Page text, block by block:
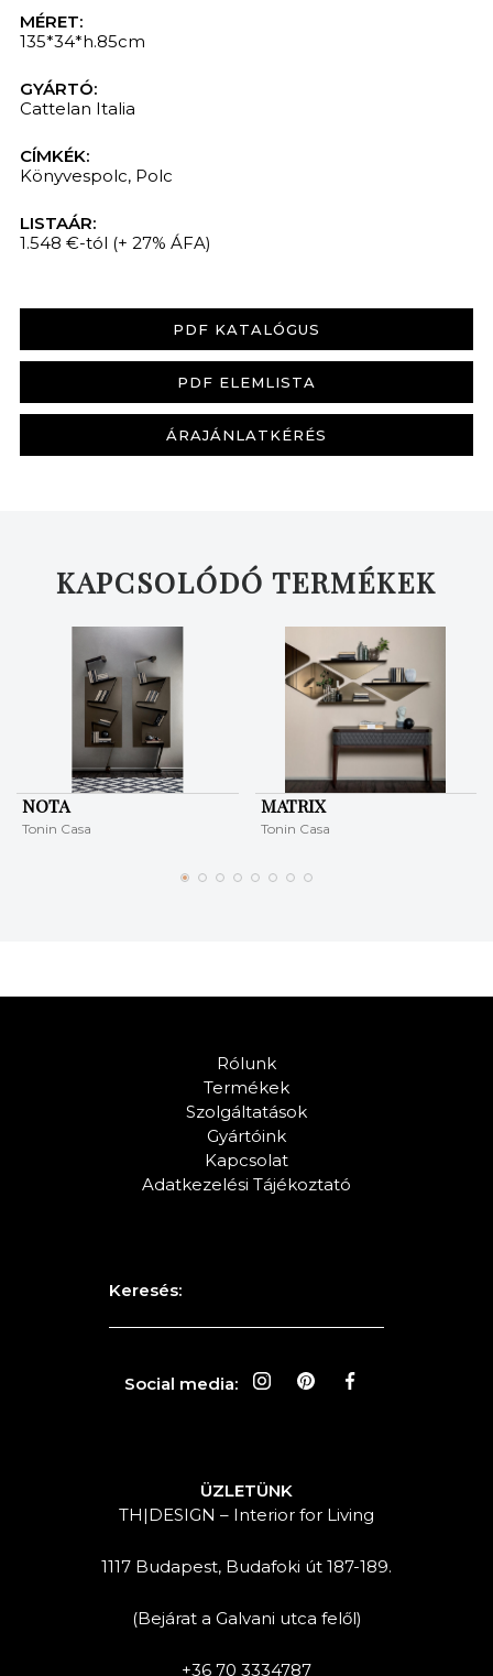
MÉRET:
135*34*h.85cm
GYÁRTÓ:
Cattelan Italia
CÍMKÉK:
Könyvespolc, Polc
LISTAÁR:
1.548 €-tól (+ 27% ÁFA)
PDF KATALÓGUS
PDF ELEMLISTA
ÁRAJÁNLATKÉRÉS
KAPCSOLÓDÓ TERMÉKEK
NOTA
Tonin Casa
MATRIX
Tonin Casa
Rólunk
Termékek
Szolgáltatások
Gyártóink
Kapcsolat
Adatkezelési Tájékoztató
Keresés:
Social media:
ÜZLETÜNK
TH|DESIGN – Interior for Living
1117 Budapest, Budafoki út 187-189.
(Bejárat a Galvani utca felől)
+36 70 3334787